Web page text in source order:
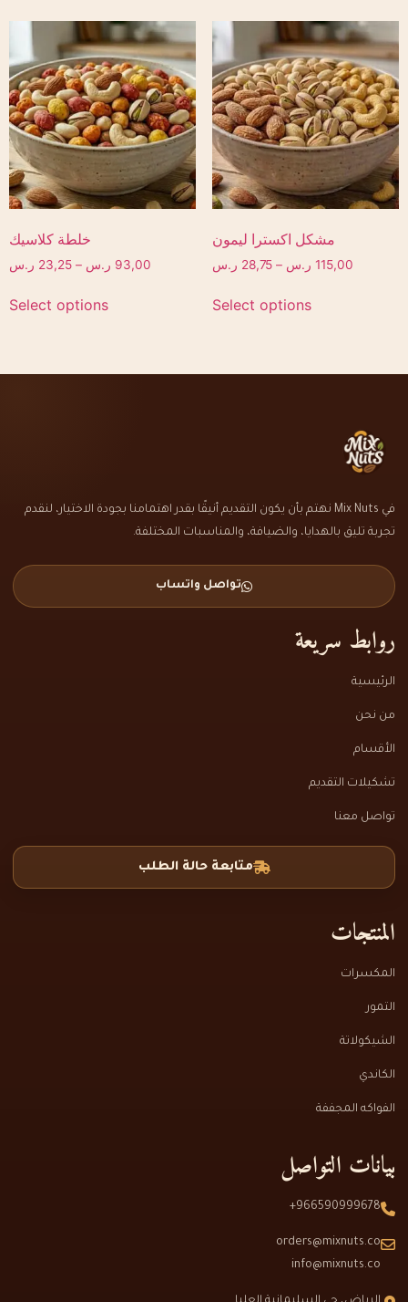
خلطة كلاسيك
23,25 ر.س – 93,00 ر.س
Select options
مشكل اكسترا ليمون
28,75 ر.س – 115,00 ر.س
Select options
في Mix Nuts نهتم بأن يكون التقديم أنيقًا بقدر اهتمامنا بجودة الاختيار، لنقدم
تجربة تليق بالهدايا، والضيافة، والمناسبات المختلفة.
تواصل واتساب
روابط سريعة
الرئيسية
من نحن
الأقسام
تشكيلات التقديم
تواصل معنا
متابعة حالة الطلب
المنتجات
المكسرات
التمور
الشيكولاتة
الكاندي
الفواكه المجففة
بيانات التواصل
966590999678+
orders@mixnuts.co
info@mixnuts.co